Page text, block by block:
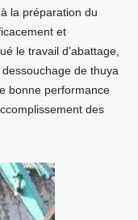
la préparation du
et
le travail d’abattage,
de thuya
bonne performance
des